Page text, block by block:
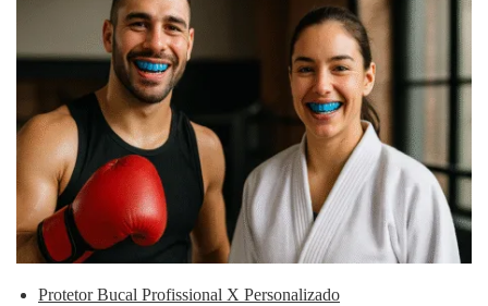
Protetor Bucal Profissional X Personalizado